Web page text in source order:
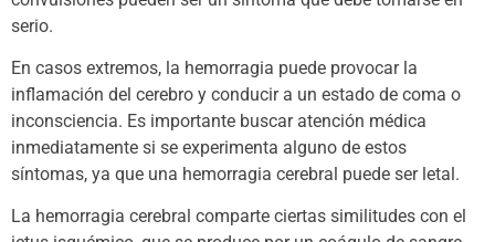
serio.
En casos extremos, la hemorragia puede provocar la
inflamación del cerebro y conducir a un estado de coma o
inconsciencia. Es importante buscar atención médica
inmediatamente si se experimenta alguno de estos
síntomas, ya que una hemorragia cerebral puede ser letal.
La hemorragia cerebral comparte ciertas similitudes con el